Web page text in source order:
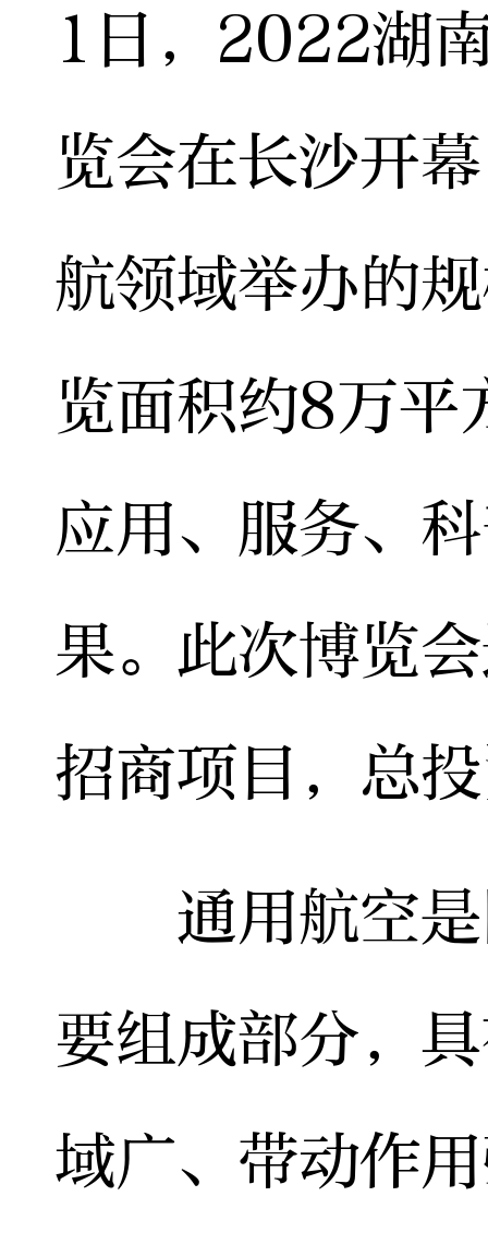
1日，2022湖
览会在长沙开
航领域举办的
览面积约8万平
应用、服务、
果。此次博览
招商项目，总
通用航空是
要组成部分，
域广、带动作